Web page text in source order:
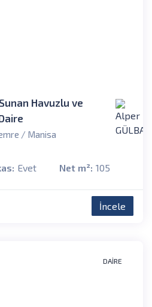
Havuzlu ve
/ Manisa
Evet Net m²: 105
İncele
DAIRE